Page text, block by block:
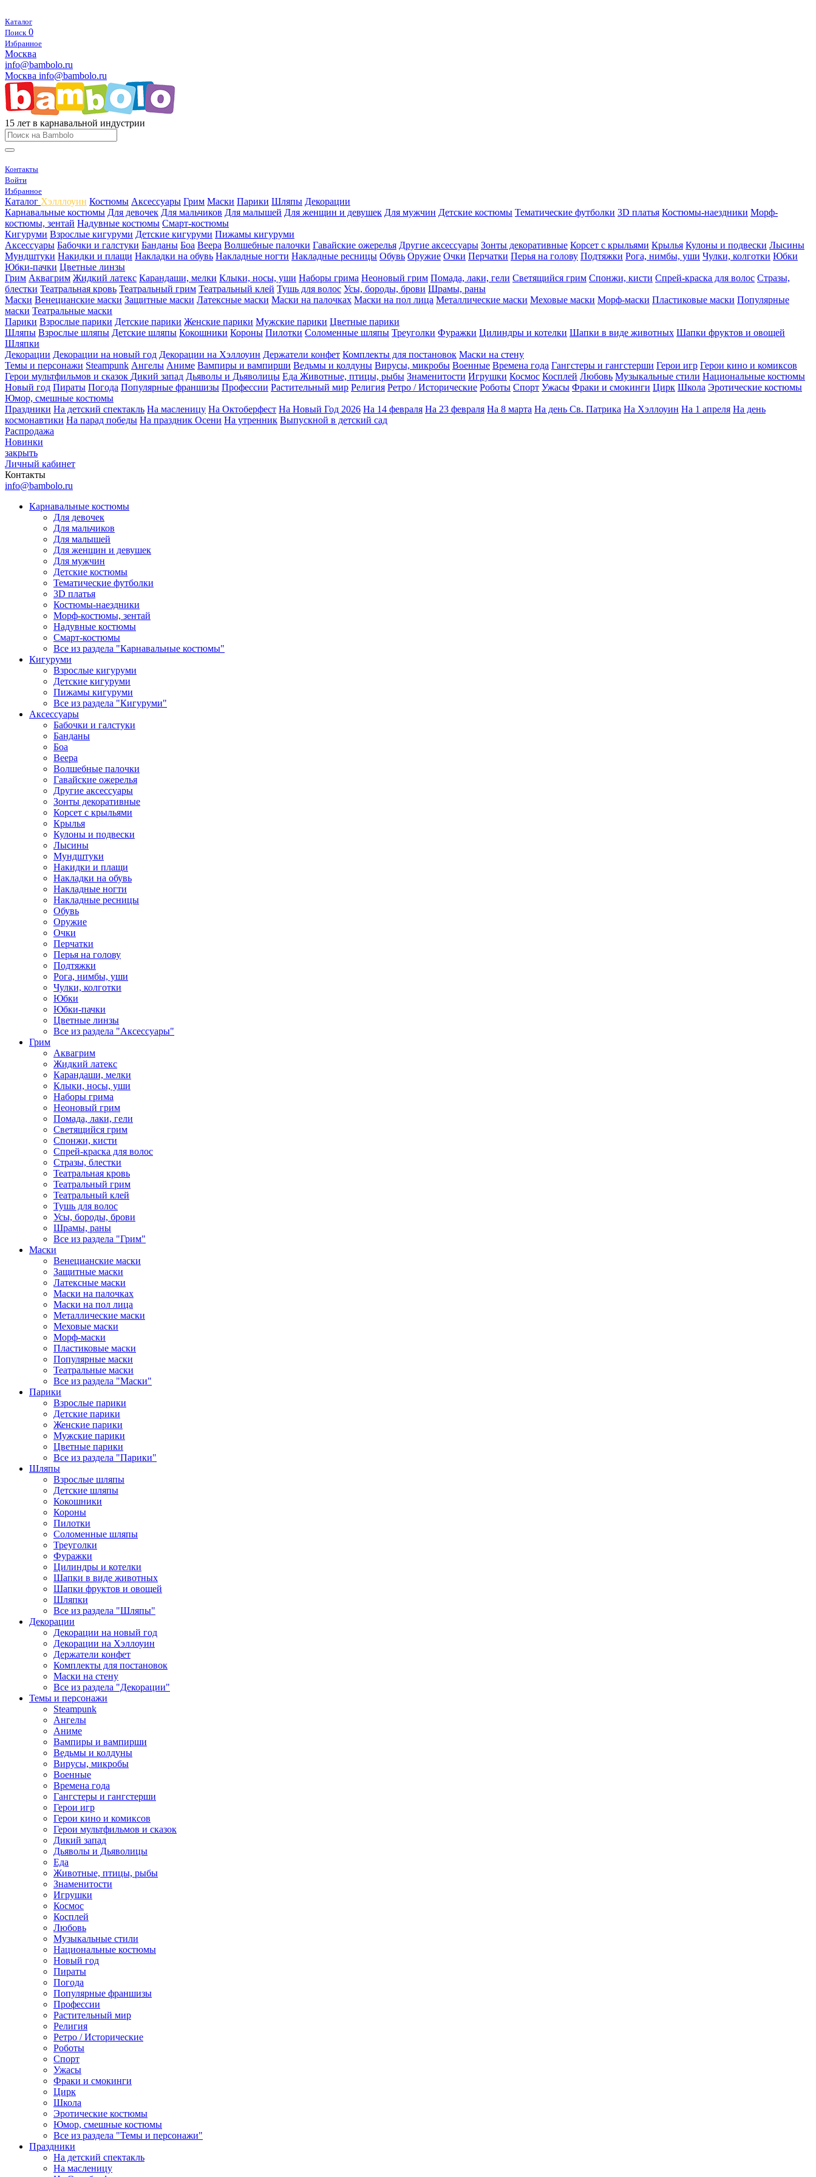
Каталог
Поиск 0
Избранное
Москва
info@bambolo.ru
Москва info@bambolo.ru
15 лет в карнавальной индустрии
Контакты
Войти
Избранное
Каталог Хэлллоуин Костюмы Аксессуары Грим Маски Парики Шляпы Декорации
Карнавальные костюмы Для девочек Для мальчиков Для малышей Для женщин и девушек Для мужчин Детские костюмы Тематические футболки 3D платья Костюмы-наездники Морф-
костюмы, зентай Надувные костюмы Смарт-костюмы
Кигуруми Взрослые кигуруми Детские кигуруми Пижамы кигуруми
Аксессуары Бабочки и галстуки Банданы Боа Веера Волшебные палочки Гавайские ожерелья Другие аксессуары Зонты декоративные Корсет с крыльями Крылья Кулоны и подвески Лысины
Мундштуки Накидки и плащи Накладки на обувь Накладные ногти Накладные ресницы Обувь Оружие Очки Перчатки Перья на голову Подтяжки Рога, нимбы, уши Чулки, колготки Юбки
Юбки-пачки Цветные линзы
Грим Аквагрим Жидкий латекс Карандаши, мелки Клыки, носы, уши Наборы грима Неоновый грим Помада, лаки, гели Светящийся грим Спонжи, кисти Спрей-краска для волос Стразы,
блестки Театральная кровь Театральный грим Театральный клей Тушь для волос Усы, бороды, брови Шрамы, раны
Маски Венецианские маски Защитные маски Латексные маски Маски на палочках Маски на пол лица Металлические маски Меховые маски Морф-маски Пластиковые маски Популярные
маски Театральные маски
Парики Взрослые парики Детские парики Женские парики Мужские парики Цветные парики
Шляпы Взрослые шляпы Детские шляпы Кокошники Короны Пилотки Соломенные шляпы Треуголки Фуражки Цилиндры и котелки Шапки в виде животных Шапки фруктов и овощей
Шляпки
Декорации Декорации на новый год Декорации на Хэллоуин Держатели конфет Комплекты для постановок Маски на стену
Темы и персонажи Steampunk Ангелы Аниме Вампиры и вампирши Ведьмы и колдуны Вирусы, микробы Военные Времена года Гангстеры и гангстерши Герои игр Герои кино и комиксов
Герои мультфильмов и сказок Дикий запад Дьяволы и Дьяволицы Еда Животные, птицы, рыбы Знаменитости Игрушки Космос Косплей Любовь Музыкальные стили Национальные костюмы
Новый год Пираты Погода Популярные франшизы Профессии Растительный мир Религия Ретро / Исторические Роботы Спорт Ужасы Фраки и смокинги Цирк Школа Эротические костюмы
Юмор, смешные костюмы
Праздники На детский спектакль На масленицу На Октоберфест На Новый Год 2026 На 14 февраля На 23 февраля На 8 марта На день Св. Патрика На Хэллоуин На 1 апреля На день
космонавтики На парад победы На праздник Осени На утренник Выпускной в детский сад
Распродажа
Новинки
закрыть
Личный кабинет
Контакты
info@bambolo.ru
Карнавальные костюмы
Для девочек
Для мальчиков
Для малышей
Для женщин и девушек
Для мужчин
Детские костюмы
Тематические футболки
3D платья
Костюмы-наездники
Морф-костюмы, зентай
Надувные костюмы
Смарт-костюмы
Все из раздела "Карнавальные костюмы"
Кигуруми
Взрослые кигуруми
Детские кигуруми
Пижамы кигуруми
Все из раздела "Кигуруми"
Аксессуары
Бабочки и галстуки
Банданы
Боа
Веера
Волшебные палочки
Гавайские ожерелья
Другие аксессуары
Зонты декоративные
Корсет с крыльями
Крылья
Кулоны и подвески
Лысины
Мундштуки
Накидки и плащи
Накладки на обувь
Накладные ногти
Накладные ресницы
Обувь
Оружие
Очки
Перчатки
Перья на голову
Подтяжки
Рога, нимбы, уши
Чулки, колготки
Юбки
Юбки-пачки
Цветные линзы
Все из раздела "Аксессуары"
Грим
Аквагрим
Жидкий латекс
Карандаши, мелки
Клыки, носы, уши
Наборы грима
Неоновый грим
Помада, лаки, гели
Светящийся грим
Спонжи, кисти
Спрей-краска для волос
Стразы, блестки
Театральная кровь
Театральный грим
Театральный клей
Тушь для волос
Усы, бороды, брови
Шрамы, раны
Все из раздела "Грим"
Маски
Венецианские маски
Защитные маски
Латексные маски
Маски на палочках
Маски на пол лица
Металлические маски
Меховые маски
Морф-маски
Пластиковые маски
Популярные маски
Театральные маски
Все из раздела "Маски"
Парики
Взрослые парики
Детские парики
Женские парики
Мужские парики
Цветные парики
Все из раздела "Парики"
Шляпы
Взрослые шляпы
Детские шляпы
Кокошники
Короны
Пилотки
Соломенные шляпы
Треуголки
Фуражки
Цилиндры и котелки
Шапки в виде животных
Шапки фруктов и овощей
Шляпки
Все из раздела "Шляпы"
Декорации
Декорации на новый год
Декорации на Хэллоуин
Держатели конфет
Комплекты для постановок
Маски на стену
Все из раздела "Декорации"
Темы и персонажи
Steampunk
Ангелы
Аниме
Вампиры и вампирши
Ведьмы и колдуны
Вирусы, микробы
Военные
Времена года
Гангстеры и гангстерши
Герои игр
Герои кино и комиксов
Герои мультфильмов и сказок
Дикий запад
Дьяволы и Дьяволицы
Еда
Животные, птицы, рыбы
Знаменитости
Игрушки
Космос
Косплей
Любовь
Музыкальные стили
Национальные костюмы
Новый год
Пираты
Погода
Популярные франшизы
Профессии
Растительный мир
Религия
Ретро / Исторические
Роботы
Спорт
Ужасы
Фраки и смокинги
Цирк
Школа
Эротические костюмы
Юмор, смешные костюмы
Все из раздела "Темы и персонажи"
Праздники
На детский спектакль
На масленицу